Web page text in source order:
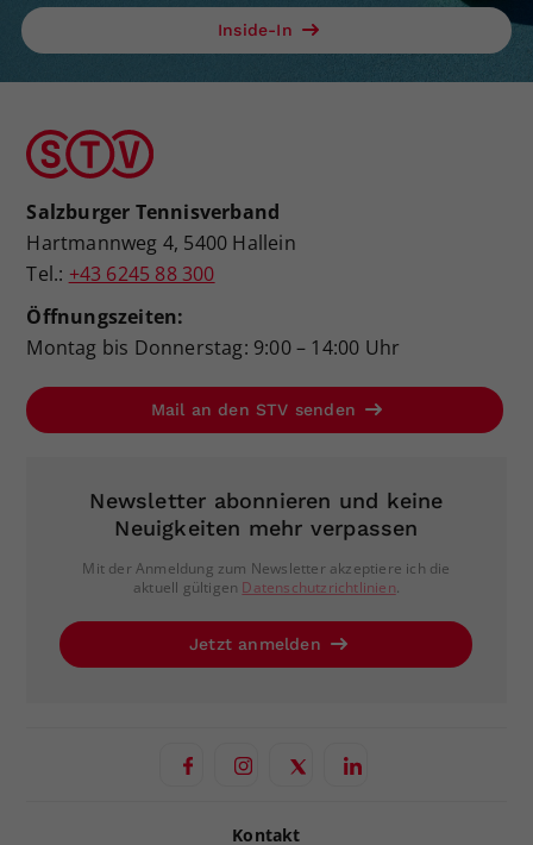
Inside-In
Salzburger Tennisverband
Hartmannweg 4, 5400 Hallein
Tel.: +43 6245 88 300
Öffnungszeiten:
Montag bis Donnerstag: 9:00 – 14:00 Uhr
Mail an den STV senden
Newsletter abonnieren und keine
Neuigkeiten mehr verpassen
Mit der Anmeldung zum Newsletter akzeptiere ich die
aktuell gültigen Datenschutzrichtlinien.
Jetzt anmelden
Kontakt